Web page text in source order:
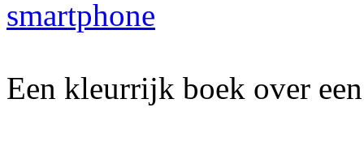
Een kleurrijk boek over